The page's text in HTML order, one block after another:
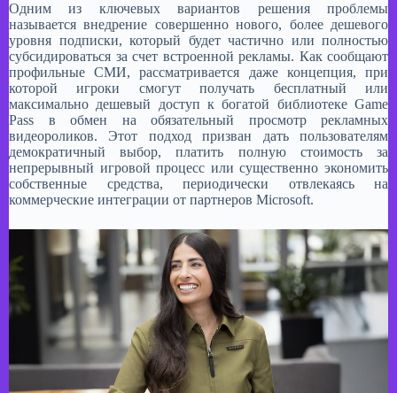
Одним из ключевых вариантов решения проблемы
называется внедрение совершенно нового, более дешевого
уровня подписки, который будет частично или полностью
субсидироваться за счет встроенной рекламы. Как сообщают
профильные СМИ, рассматривается даже концепция, при
которой игроки смогут получать бесплатный или
максимально дешевый доступ к богатой библиотеке Game
Pass в обмен на обязательный просмотр рекламных
видеороликов. Этот подход призван дать пользователям
демократичный выбор, платить полную стоимость за
непрерывный игровой процесс или существенно экономить
собственные средства, периодически отвлекаясь на
коммерческие интеграции от партнеров Microsoft.